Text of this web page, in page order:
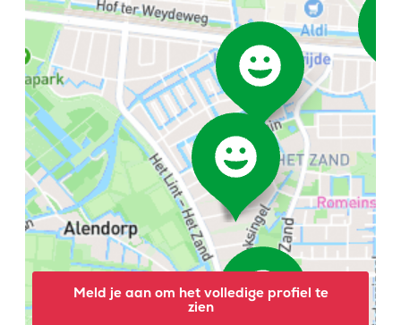
Meld je aan om het volledige profiel te
zien